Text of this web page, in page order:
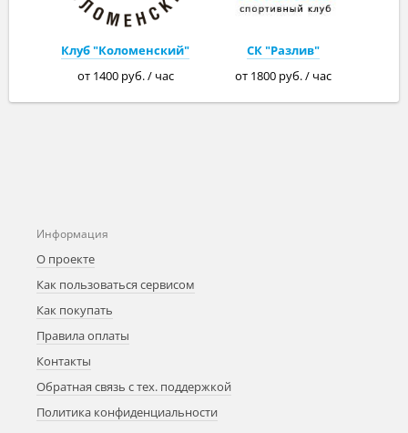
Клуб "Коломенский"
от 1400 руб. / час
СК "Разлив"
от 1800 руб. / час
Информация
О проекте
Как пользоваться сервисом
Как покупать
Правила оплаты
Контакты
Обратная связь с тех. поддержкой
Политика конфиденциальности